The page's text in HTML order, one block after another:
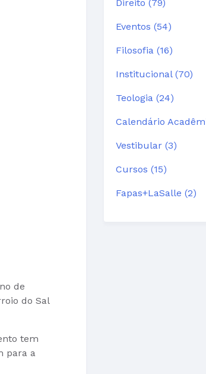
de
do Sal
tem
para a
Direito (79)
Eventos (54)
Filosofia (16)
Institucional (70)
Teologia (24)
Calendário
Vestibular (3)
Cursos (15)
Fapas+LaSalle (2)